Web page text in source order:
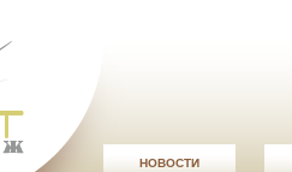
НОВОСТИ